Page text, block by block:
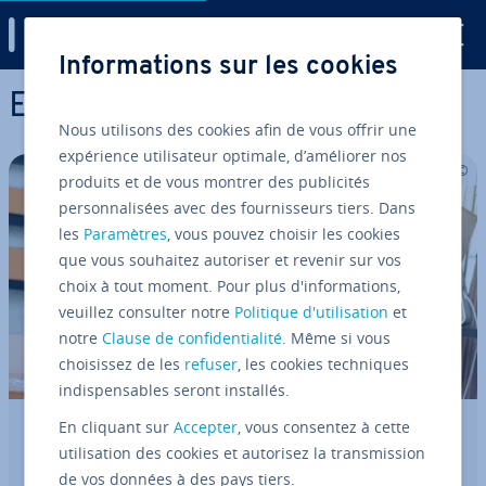
Aller au contenu principal
E-Commerce
Comment vendre ses créations en ligne
Informations sur les cookies
Nous utilisons des cookies afin de vous offrir une
expérience utilisateur optimale, d’améliorer nos
produits et de vous montrer des publicités
personnalisées avec des fournisseurs tiers. Dans
les Paramètres, vous pouvez choisir les cookies
que vous souhaitez autoriser et revenir sur vos
choix à tout moment. Pour plus d'informations,
veuillez consulter notre Politique d'utilisation et
notreClause de confidentialité. Même si vous
choisissez de les refuser, les cookies techniques
indispensables seront installés.
En cliquant surAccepter, vous consentez à cette
utilisation des cookies et autorisez la transmission
de vos données à des pays tiers.